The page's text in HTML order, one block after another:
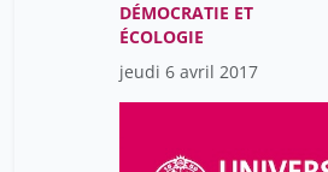
DÉMOCRATIE ET
ÉCOLOGIE
jeudi 6 avril 2017